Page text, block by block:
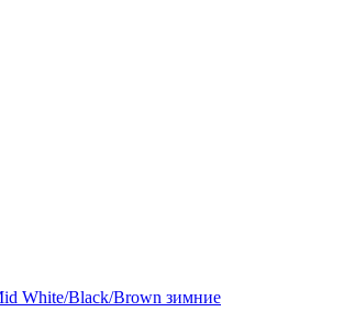
White/Black/Brown зимние